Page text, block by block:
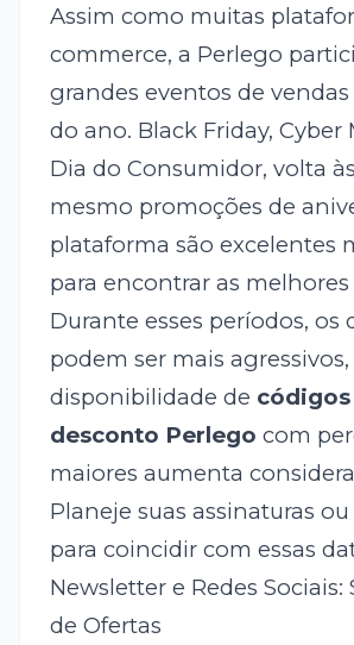
Assim como muitas
commerce, a Perlego
grandes eventos de
do ano. Black Friday, Cyber
Dia do Consumidor, volta
mesmo promoções de
plataforma são excelentes
para encontrar as melhores
Durante esses períodos, os
podem ser mais agressivos,
disponibilidade de
desconto Perlego com
maiores aumenta
Planeje suas assinaturas
para coincidir com essas
Newsletter e Redes Sociais:
de Ofertas